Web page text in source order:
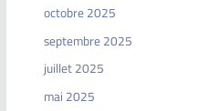
octobre 2025
septembre 2025
juillet 2025
mai 2025